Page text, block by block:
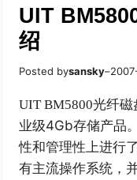
UIT
绍
Posted bysansky–
UIT BM5800光纤磁
业级4Gb存储产品
性和管理性上进行
有主流操作系统，